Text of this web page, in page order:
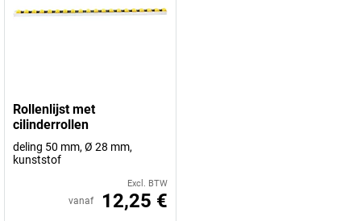
Rollenlijst met
cilinderrollen
deling 50 mm, Ø 28 mm,
kunststof
Excl. BTW
vanaf 12,25 €